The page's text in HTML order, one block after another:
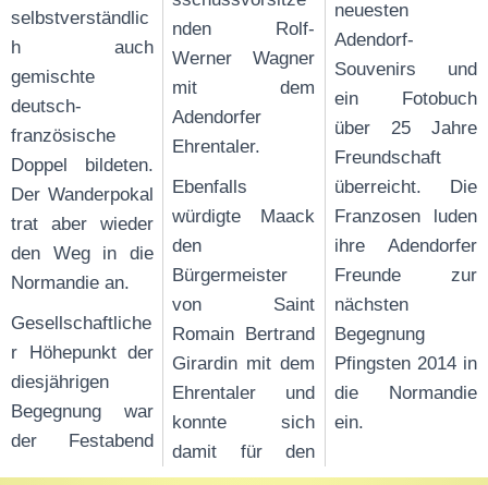
selbstverständlic
h auch
gemischte
deutsch-
französische
Doppel bildeten.
Der Wanderpokal
trat aber wieder
den Weg in die
Normandie an.
Gesellschaftliche
r Höhepunkt der
diesjährigen
Begegnung war
der Festabend
nden Rolf-
Werner Wagner
mit dem
Adendorfer
Ehrentaler.
Ebenfalls
würdigte Maack
den
Bürgermeister
von Saint
Romain Bertrand
Girardin mit dem
Ehrentaler und
konnte sich
damit für den
neuesten
Adendorf-
Souvenirs und
ein Fotobuch
über 25 Jahre
Freundschaft
überreicht. Die
Franzosen luden
ihre Adendorfer
Freunde zur
nächsten
Begegnung
Pfingsten 2014 in
die Normandie
ein.